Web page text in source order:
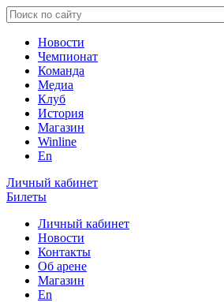
Новости
Чемпионат
Команда
Медиа
Клуб
История
Магазин
Winline
En
Личный кабинет
Билеты
Личный кабинет
Новости
Контакты
Об арене
Магазин
En